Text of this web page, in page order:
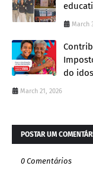
March
do
March 21, 2026
POSTAR UM
0 Comentários